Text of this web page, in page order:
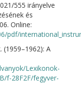
555 irányelve
és
Online:
pdf/
(1959–1962): A
Lexikonok-
f-28F2F/fegyver-